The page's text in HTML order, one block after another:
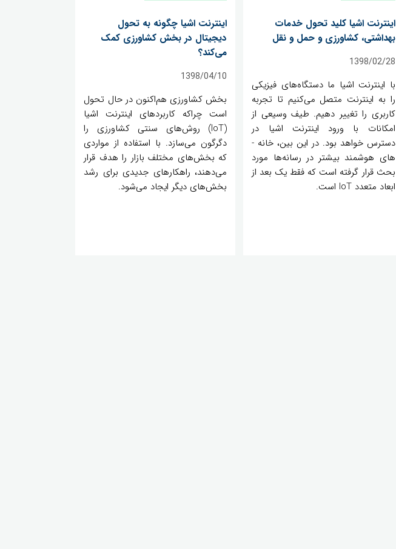
اینترنت اشیا کلید تحول خدمات
بهداشتی، کشاورزی و حمل و نقل
1398/02/28
با اینترنت اشیا ما دستگاه‌های فیزیکی
را به اینترنت متصل می‌کنیم تا تجربه
کاربری را تغییر دهیم. طیف وسیعی از
امکانات با ورود اینترنت اشیا در
دسترس خواهد بود. در این بین، خانه ­
های هوشمند بیشتر در رسانه‌ها مورد
بحث قرار گرفته است که فقط یک بعد از
ابعاد متعدد IoT است.
اینترنت اشیا چگونه به تحول
دیجیتال در بخش کشاورزی کمک
می‌کند؟
1398/04/10
بخش کشاورزی هم‌اکنون در حال تحول
است چراکه کاربردهای اینترنت اشیا
(IoT) روش‌های سنتی کشاورزی را
دگرگون می‌سازد. با استفاده از مواردی
که بخش‌های مختلف بازار را هدف قرار
می‌دهند، راهکارهای جدیدی برای رشد
بخش‌های دیگر ایجاد می‌شود.